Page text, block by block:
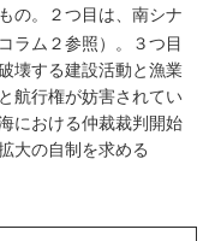
の。２つ目は、南シナ
ラム２参照）。３つ目
壊する建設活動と漁業
航行権が妨害されてい
における仲裁裁判開始
大の自制を求める